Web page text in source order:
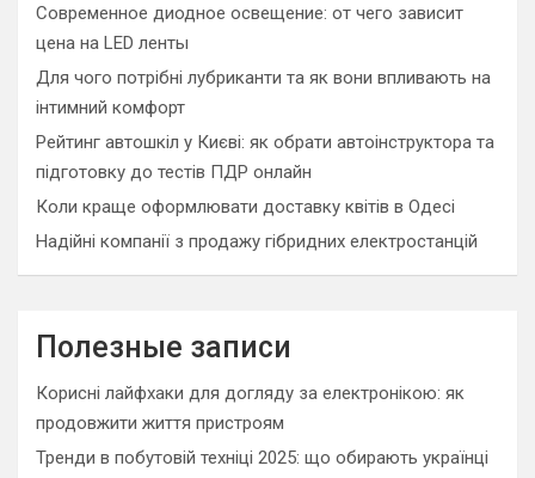
Современное диодное освещение: от чего зависит
цена на LED ленты
Для чого потрібні лубриканти та як вони впливають на
інтимний комфорт
Рейтинг автошкіл у Києві: як обрати автоінструктора та
підготовку до тестів ПДР онлайн
Коли краще оформлювати доставку квітів в Одесі
Надійні компанії з продажу гібридних електростанцій
Полезные записи
Корисні лайфхаки для догляду за електронікою: як
продовжити життя пристроям
Тренди в побутовій техніці 2025: що обирають українці